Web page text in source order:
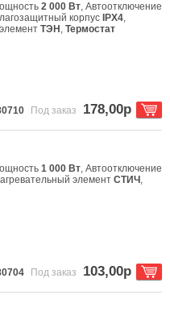
2 000 Вт, Автоотключение
корпус IPX4,
ТЭН ,Термостат
Под заказ 178,00р
1 000 Вт, Автоотключение
элементСТИЧ ,
Под заказ 103,00р